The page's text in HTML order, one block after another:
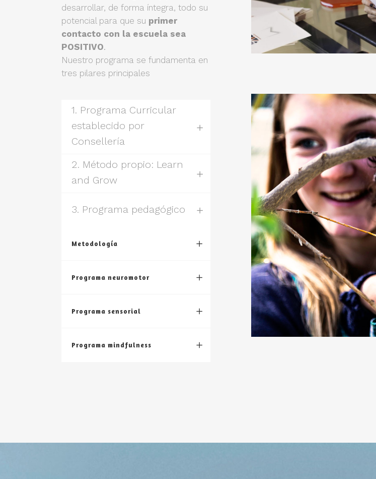
desarrollar, de forma íntegra, todo su
potencial para que su primer
contacto con la escuela sea
POSITIVO.
Nuestro programa se fundamenta en
tres pilares principales
1. Programa Curricular
establecido por
Consellería
2. Método propio: Learn
and Grow
3. Programa pedagógico
Metodología
Programa neuromotor
Programa sensorial
Programa mindfulness